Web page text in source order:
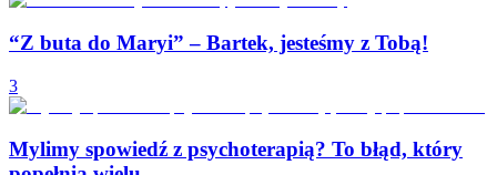
“Z buta do Maryi” – Bartek, jesteśmy z Tobą!
3
Mylimy spowiedź z psychoterapią? To błąd, który